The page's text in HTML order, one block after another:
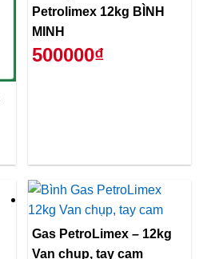
Petrolimex 12kg BÌNH
MINH
500000₫
Gas PetroLimex – 12kg
Van chụp, tay cam